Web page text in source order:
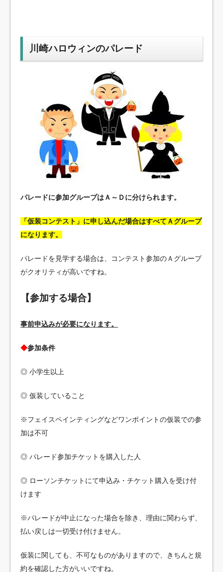
川崎ハロウィンのパレード
パレードに参加グループはＡ～Ｄに分けられます。
「仮装コンテスト」に申し込んだ場合はすべてＡグループ
になります。
パレードを見学する場合は、コンテスト参加のＡグループ
がクオリティが高いですね。
【参加する場合】
事前申込みが必要になります。
◆参加条件
◎ 小学生以上
◎ 仮装していること
※フェイスペインティングなどワンポイントの仮装での参
加は不可
◎ パレード参加チケットを購入した人
◎ ローソンチケットにて申込み・チケット購入を受け付
けます
※パレードが中止になった場合を除き、理由に関わらず、
払い戻しは一切受け付けません。
仮装に関しても、不可なものがありますので、きちんと規
約を確認した方がいいですね。